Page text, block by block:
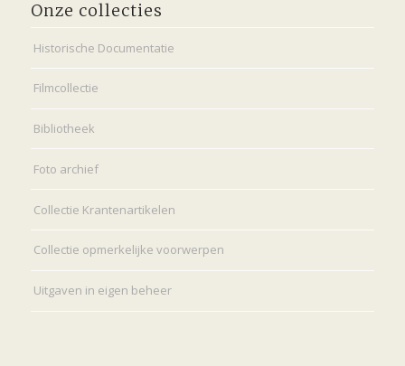
Onze collecties
Historische Documentatie
Filmcollectie
Bibliotheek
Foto archief
Collectie Krantenartikelen
Collectie opmerkelijke voorwerpen
Uitgaven in eigen beheer